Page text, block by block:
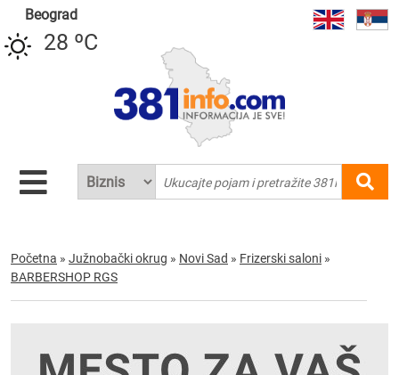
Beograd
28 ºC
Početna » Južnobački okrug » Novi Sad » Frizerski saloni »
BARBERSHOP RGS